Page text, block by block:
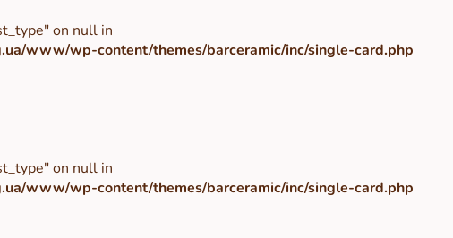
on null in
www/wp-content/themes/barceramic/inc/single-card.php
on null in
www/wp-content/themes/barceramic/inc/single-card.php